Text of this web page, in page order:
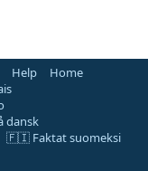
Help
Home
dansk
🇫🇮 Faktat suomeksi